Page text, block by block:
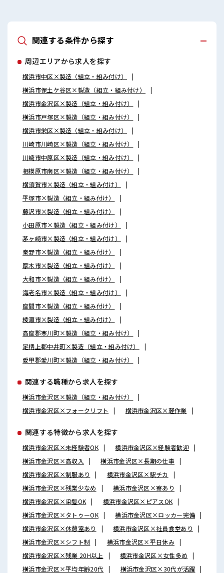
関連する条件から探す
周辺エリアから求人を探す
横浜市中区×製造（組立・組み付け）
横浜市保土ケ谷区×製造（組立・組み付け）
横浜市金沢区×製造（組立・組み付け）
横浜市戸塚区×製造（組立・組み付け）
横浜市栄区×製造（組立・組み付け）
川崎市川崎区×製造（組立・組み付け）
川崎市中原区×製造（組立・組み付け）
相模原市南区×製造（組立・組み付け）
横須賀市×製造（組立・組み付け）
平塚市×製造（組立・組み付け）
藤沢市×製造（組立・組み付け）
小田原市×製造（組立・組み付け）
茅ヶ崎市×製造（組立・組み付け）
秦野市×製造（組立・組み付け）
厚木市×製造（組立・組み付け）
大和市×製造（組立・組み付け）
海老名市×製造（組立・組み付け）
座間市×製造（組立・組み付け）
綾瀬市×製造（組立・組み付け）
高座郡寒川町×製造（組立・組み付け）
足柄上郡中井町×製造（組立・組み付け）
愛甲郡愛川町×製造（組立・組み付け）
関連する職種から求人を探す
横浜市金沢区×製造（組立・組み付け）
横浜市金沢区×フォークリフト
横浜市金沢区×軽作業
関連する特徴から求人を探す
横浜市金沢区×未経験者OK
横浜市金沢区×経験者歓迎
横浜市金沢区×高収入
横浜市金沢区×長期の仕事
横浜市金沢区×制服あり
横浜市金沢区×駅チカ
横浜市金沢区×残業少なめ
横浜市金沢区×寮あり
横浜市金沢区×染髪OK
横浜市金沢区×ピアスOK
横浜市金沢区×タトゥーOK
横浜市金沢区×ロッカー完備
横浜市金沢区×休憩室あり
横浜市金沢区×社員食堂あり
横浜市金沢区×シフト制
横浜市金沢区×平日休み
横浜市金沢区×残業 20H以上
横浜市金沢区×女性多め
横浜市金沢区×平均年齢20代
横浜市金沢区×30代が活躍